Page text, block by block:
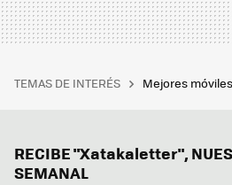
TEMAS DE INTERÉS Mejores móviles
RECIBE "Xatakaletter",
SEMANAL